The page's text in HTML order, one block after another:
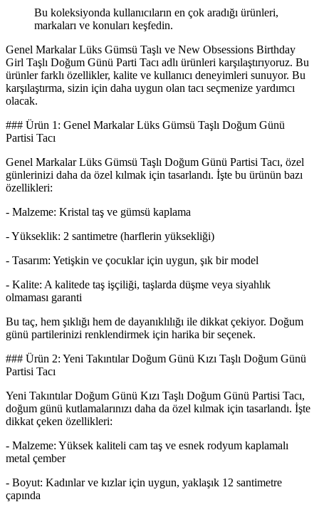
Bu koleksiyonda kullanıcıların en çok aradığı ürünleri,
markaları ve konuları keşfedin.
Genel Markalar Lüks Gümsü Taşlı ve New Obsessions Birthday
Girl Taşlı Doğum Günü Parti Tacı adlı ürünleri karşılaştırıyoruz. Bu
ürünler farklı özellikler, kalite ve kullanıcı deneyimleri sunuyor. Bu
karşılaştırma, sizin için daha uygun olan tacı seçmenize yardımcı
olacak.
### Ürün 1: Genel Markalar Lüks Gümsü Taşlı Doğum Günü
Partisi Tacı
Genel Markalar Lüks Gümsü Taşlı Doğum Günü Partisi Tacı, özel
günlerinizi daha da özel kılmak için tasarlandı. İşte bu ürünün bazı
özellikleri:
- Malzeme: Kristal taş ve gümsü kaplama
- Yükseklik: 2 santimetre (harflerin yüksekliği)
- Tasarım: Yetişkin ve çocuklar için uygun, şık bir model
- Kalite: A kalitede taş işçiliği, taşlarda düşme veya siyahlık
olmaması garanti
Bu taç, hem şıklığı hem de dayanıklılığı ile dikkat çekiyor. Doğum
günü partilerinizi renklendirmek için harika bir seçenek.
### Ürün 2: Yeni Takıntılar Doğum Günü Kızı Taşlı Doğum Günü
Partisi Tacı
Yeni Takıntılar Doğum Günü Kızı Taşlı Doğum Günü Partisi Tacı,
doğum günü kutlamalarınızı daha da özel kılmak için tasarlandı. İşte
dikkat çeken özellikleri:
- Malzeme: Yüksek kaliteli cam taş ve esnek rodyum kaplamalı
metal çember
- Boyut: Kadınlar ve kızlar için uygun, yaklaşık 12 santimetre
çapında